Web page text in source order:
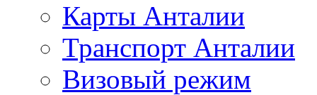
Карты Анталии
Транспорт Анталии
Визовый режим